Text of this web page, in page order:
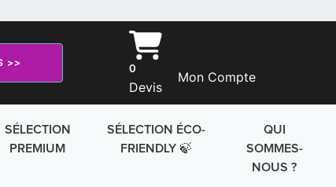
>>
0
Devis
Mon Compte
SÉLECTION
PREMIUM
SÉLECTION ÉCO-
FRIENDLY 🍃
QUI
SOMMES-
NOUS ?